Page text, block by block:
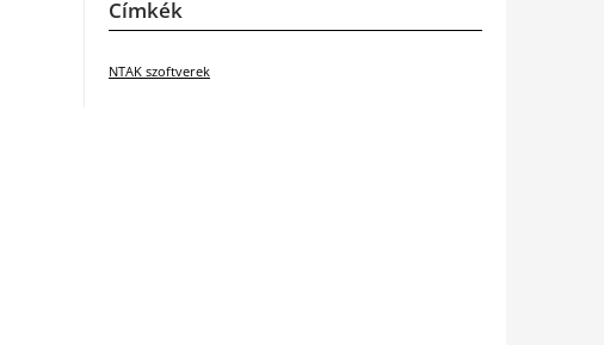
Címkék
NTAK szoftverek